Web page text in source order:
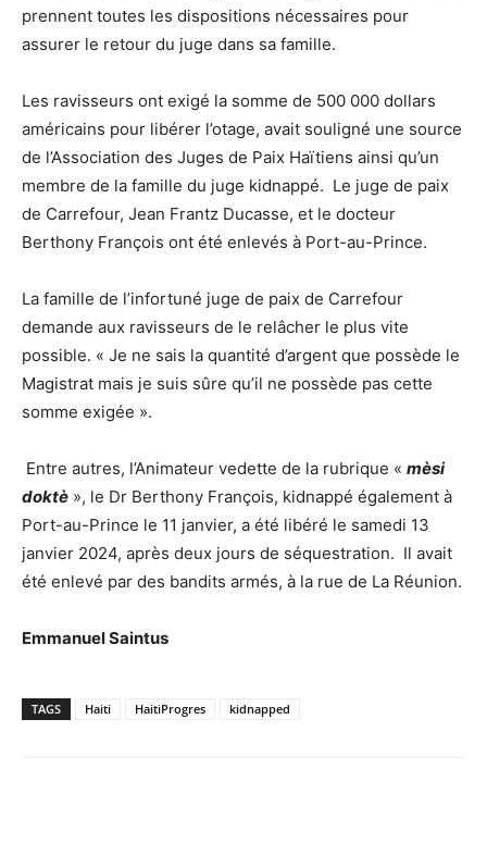
prennent toutes les dispositions nécessaires pour
assurer le retour du juge dans sa famille.
Les ravisseurs ont exigé la somme de 500 000 dollars
américains pour libérer l’otage, avait souligné une source
de l’Association des Juges de Paix Haïtiens ainsi qu’un
membre de la famille du juge kidnappé. Le juge de paix
de Carrefour, Jean Frantz Ducasse, et le docteur
Berthony François ont été enlevés à Port-au-Prince.
La famille de l’infortuné juge de paix de Carrefour
demande aux ravisseurs de le relâcher le plus vite
possible. « Je ne sais la quantité d’argent que possède le
Magistrat mais je suis sûre qu’il ne possède pas cette
somme exigée ».
Entre autres, l’Animateur vedette de la rubrique « mèsi
doktè », le Dr Berthony François, kidnappé également à
Port-au-Prince le 11 janvier, a été libéré le samedi 13
janvier 2024, après deux jours de séquestration. Il avait
été enlevé par des bandits armés, à la rue de La Réunion.
Emmanuel Saintus
TAGS Haiti HaitiProgres kidnapped